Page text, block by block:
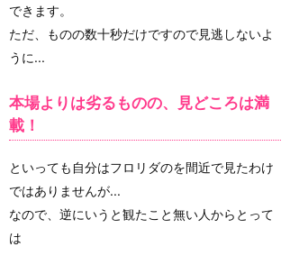
できます。
ただ、ものの数十秒だけですので見逃しないよ
うに...
本場よりは劣るものの、見どころは満
載！
といっても自分はフロリダのを間近で見たわけ
ではありませんが...
なので、逆にいうと観たこと無い人からとって
は